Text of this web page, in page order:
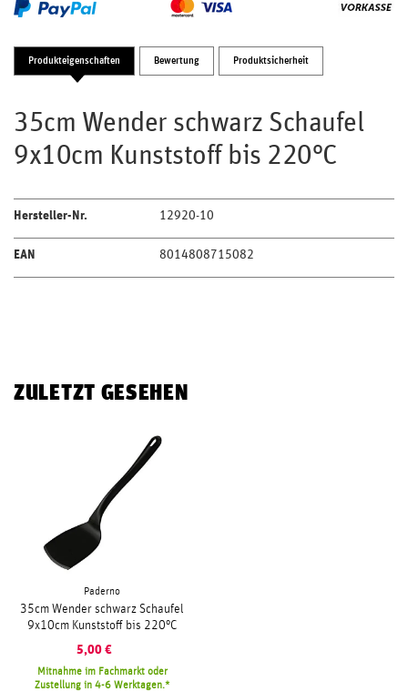
Produkteigenschaften Bewertung Produktsicherheit
35cm Wender schwarz Schaufel
9x10cm Kunststoff bis 220°C
Hersteller-Nr. 12920-10
EAN 8014808715082
ZULETZT GESEHEN
Paderno
35cm Wender schwarz Schaufel
9x10cm Kunststoff bis 220°C
5,00 €
Mitnahme im Fachmarkt oder
Zustellung in 4-6 Werktagen.